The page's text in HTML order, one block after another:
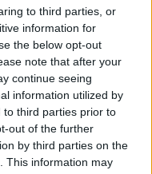
to third parties, or
information for
the below opt-out
note that after your
continue seeing
information utilized by
to third parties prior to
out of the further
by third parties on the
This information may
piú punti di vista.
sia per la sfera
pianeti nel segno dei
tuo percorso nella vita. Se
ed avessi avuto un po’ di
nei primi giorni del
marzo la Luna sará nel
la festa della